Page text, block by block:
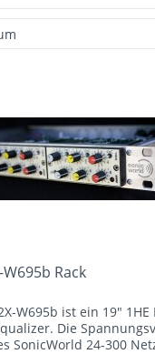
Rack
W695b ist ein 19"
Die
SonicWorld 24-300